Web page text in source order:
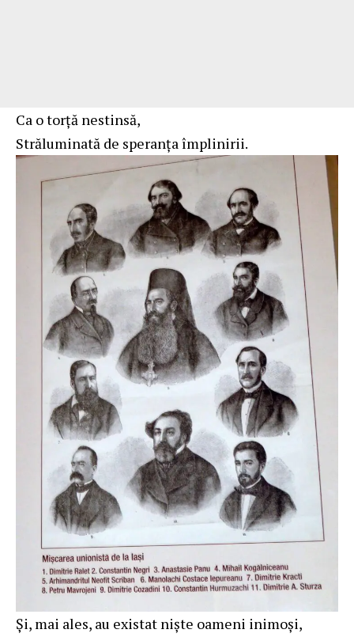
Ca o torţă nestinsă,
Străluminată de speranţa împlinirii.
Şi, mai ales, au existat nişte oameni inimoşi,